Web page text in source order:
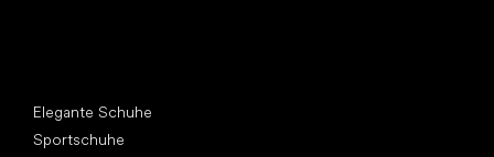
Elegante Schuhe
Sportschuhe